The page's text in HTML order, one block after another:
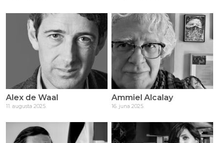
Alex de Waal
11. augusta 2025.
Ammiel Alcalay
16. juna 2025.